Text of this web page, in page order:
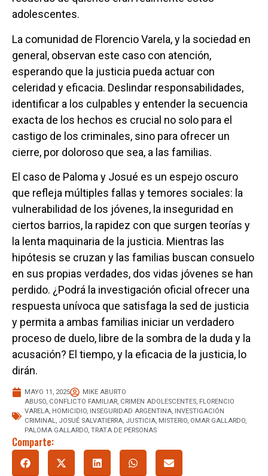
adolescentes.
La comunidad de Florencio Varela, y la sociedad en
general, observan este caso con atención,
esperando que la justicia pueda actuar con
celeridad y eficacia. Deslindar responsabilidades,
identificar a los culpables y entender la secuencia
exacta de los hechos es crucial no solo para el
castigo de los criminales, sino para ofrecer un
cierre, por doloroso que sea, a las familias.
El caso de Paloma y Josué es un espejo oscuro
que refleja múltiples fallas y temores sociales: la
vulnerabilidad de los jóvenes, la inseguridad en
ciertos barrios, la rapidez con que surgen teorías y
la lenta maquinaria de la justicia. Mientras las
hipótesis se cruzan y las familias buscan consuelo
en sus propias verdades, dos vidas jóvenes se han
perdido. ¿Podrá la investigación oficial ofrecer una
respuesta unívoca que satisfaga la sed de justicia
y permita a ambas familias iniciar un verdadero
proceso de duelo, libre de la sombra de la duda y la
acusación? El tiempo, y la eficacia de la justicia, lo
dirán.
MAYO 11, 2025
MIKE ABURTO
ABUSO, CONFLICTO FAMILIAR, CRIMEN ADOLESCENTES, FLORENCIO
VARELA, HOMICIDIO, INSEGURIDAD ARGENTINA, INVESTIGACIÓN
CRIMINAL, JOSUÉ SALVATIERRA, JUSTICIA, MISTERIO, OMAR GALLARDO,
PALOMA GALLARDO, TRATA DE PERSONAS
Comparte: